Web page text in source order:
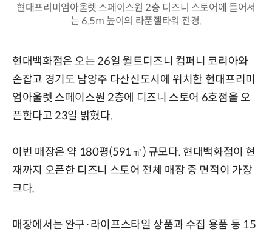
현대프리미엄아울렛 스페이스원 2층 디즈니 스토어에 들어서
는 6.5m 높이의 라푼젤타워 전경.
현대백화점은 오는 26일 월트디즈니 컴퍼니 코리아와
손잡고 경기도 남양주 다산신도시에 위치한 현대프리미
엄아울렛 스페이스원 2층에 디즈니 스토어 6호점을 오
픈한다고 23일 밝혔다.
이번 매장은 약 180평(591㎡) 규모다. 현대백화점이 현
재까지 오픈한 디즈니 스토어 전체 매장 중 면적이 가장
크다.
매장에서는 완구·라이프스타일 상품과 수집 용품 등 15